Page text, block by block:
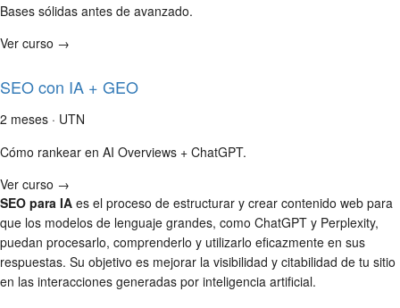
Bases sólidas antes de avanzado.
Ver curso →
SEO con IA + GEO
2 meses · UTN
Cómo rankear en AI Overviews + ChatGPT.
Ver curso →
SEO para IA es el proceso de estructurar y crear contenido web para
que los modelos de lenguaje grandes, como ChatGPT y Perplexity,
puedan procesarlo, comprenderlo y utilizarlo eficazmente en sus
respuestas. Su objetivo es mejorar la visibilidad y citabilidad de tu sitio
en las interacciones generadas por inteligencia artificial.